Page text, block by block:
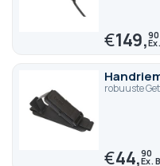
€149,90
robuuste
€44,90